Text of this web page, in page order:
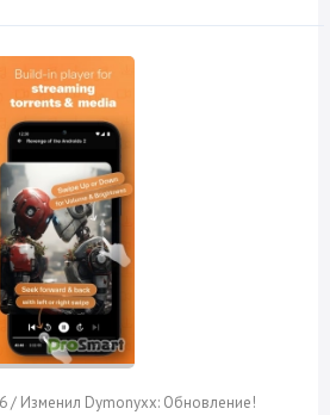
/ Изменил Dymonyxx: Обновление!